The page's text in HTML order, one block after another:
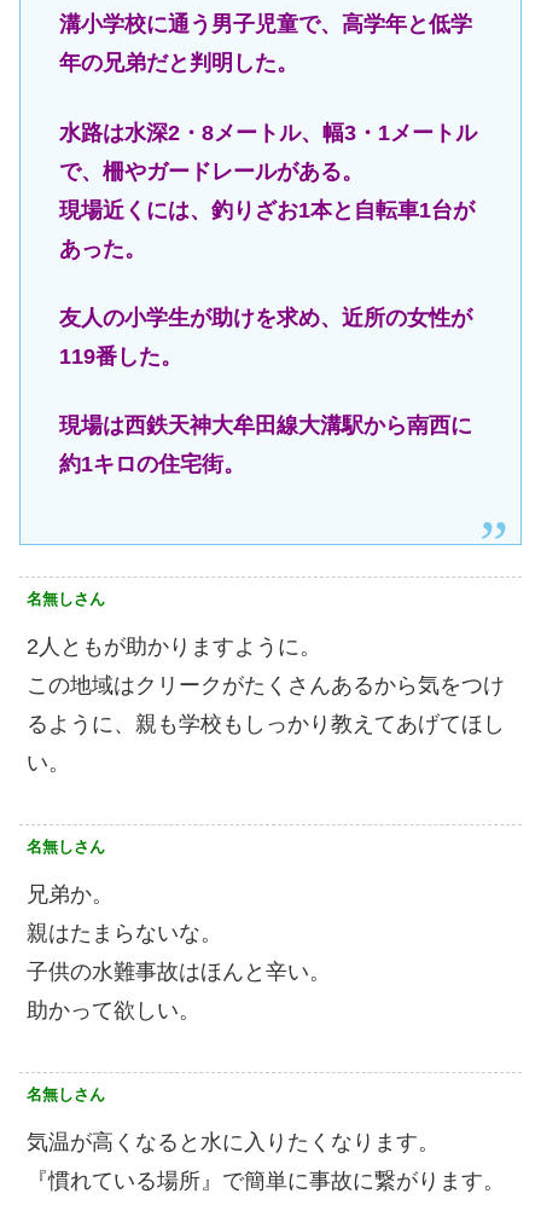
溝小学校に通う男子児童で、高学年と低学
年の兄弟だと判明した。
水路は水深2・8メートル、幅3・1メートル
で、柵やガードレールがある。
現場近くには、釣りざお1本と自転車1台が
あった。
友人の小学生が助けを求め、近所の女性が
119番した。
現場は西鉄天神大牟田線大溝駅から南西に
約1キロの住宅街。
名無しさん
2人ともが助かりますように。
この地域はクリークがたくさんあるから気をつけ
るように、親も学校もしっかり教えてあげてほし
い。
名無しさん
兄弟か。
親はたまらないな。
子供の水難事故はほんと辛い。
助かって欲しい。
名無しさん
気温が高くなると水に入りたくなります。
『慣れている場所』で簡単に事故に繋がります。